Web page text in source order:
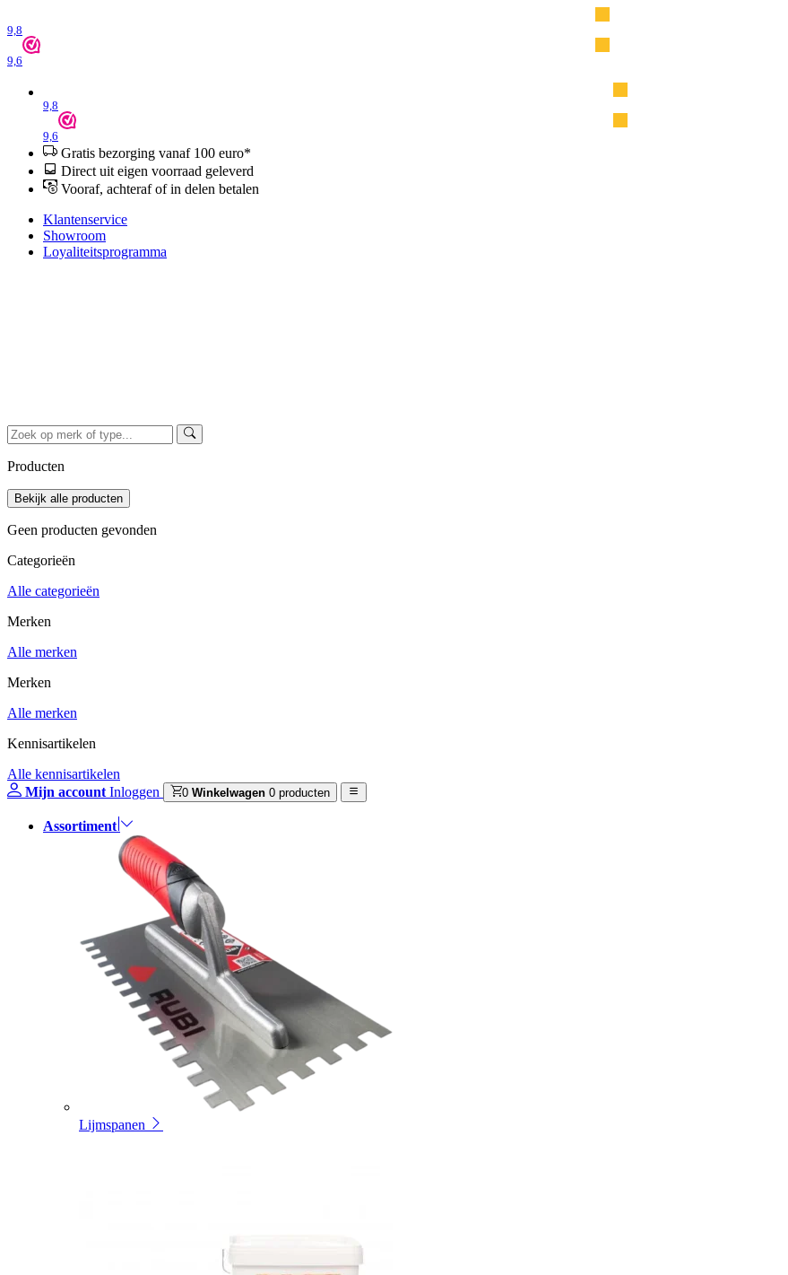
9,8
9,6
9,8
9,6
Gratis bezorging vanaf 100 euro*
Direct uit eigen voorraad geleverd
Vooraf, achteraf of in delen betalen
Klantenservice
Showroom
Loyaliteitsprogramma
Producten
Geen producten gevonden
Categorieën
Alle categorieën
Merken
Alle merken
Merken
Alle merken
Kennisartikelen
Alle kennisartikelen
Mijn account Inloggen 0 Winkelwagen 0 producten
Assortiment
Lijmspanen